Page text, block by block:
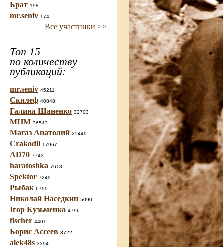
Брат 198
mr.seniv 174
Все участники >>
Топ 15
по количеству
публикаций:
mr.seniv 45211
Скилеф 40848
Галина Шаненко 32703
МНМ 26542
Магаз Анатолий 25449
Crakodil 17967
AD70 7743
haratoshka 7618
Spektor 7249
Рыбак 6790
Николай Наседкин 5090
Ігор Кузьменко 4796
fischer 4401
Борис Ассеев 3722
alek48s 3394